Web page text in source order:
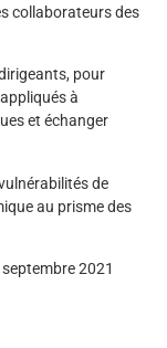
collaborateurs des
pour
à
et échanger
de
au prisme des
2021